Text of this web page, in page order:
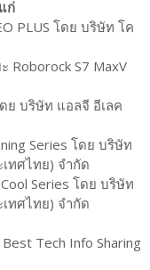
ก่
PLUS โดย บริษัท โค
S7 MaxV
ย บริษัท แอลจี อีเลค
Series โดย บริษัท
ทศไทย) จำกัด
Series โดย บริษัท
ทศไทย) จำกัด
Tech Info Sharing